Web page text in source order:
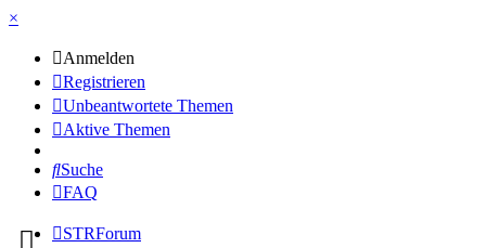
×
Anmelden
Registrieren
Unbeantwortete Themen
Aktive Themen
Suche
FAQ
STRForum